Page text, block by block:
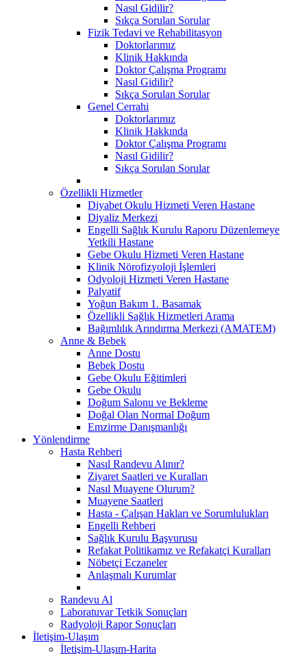
Nasıl Gidilir?
Sıkça Sorulan Sorular
Fizik Tedavi ve Rehabilitasyon
Doktorlarımız
Klinik Hakkında
Doktor Çalışma Programı
Nasıl Gidilir?
Sıkça Sorulan Sorular
Genel Cerrahi
Doktorlarımız
Klinik Hakkında
Doktor Çalışma Programı
Nasıl Gidilir?
Sıkça Sorulan Sorular
Özellikli Hizmetler
Diyabet Okulu Hizmeti Veren Hastane
Diyaliz Merkezi
Engelli Sağlık Kurulu Raporu Düzenlemeye
Yetkili Hastane
Gebe Okulu Hizmeti Veren Hastane
Klinik Nörofizyoloji İşlemleri
Odyoloji Hizmeti Veren Hastane
Palyatif
Yoğun Bakım 1. Basamak
Özellikli Sağlık Hizmetleri Arama
Bağımlılık Arındırma Merkezi (AMATEM)
Anne & Bebek
Anne Dostu
Bebek Dostu
Gebe Okulu Eğitimleri
Gebe Okulu
Doğum Salonu ve Bekleme
Doğal Olan Normal Doğum
Emzirme Danışmanlığı
Yönlendirme
Hasta Rehberi
Nasıl Randevu Alınır?
Ziyaret Saatleri ve Kuralları
Nasıl Muayene Olurum?
Muayene Saatleri
Hasta - Çalışan Hakları ve Sorumlulukları
Engelli Rehberi
Sağlık Kurulu Başvurusu
Refakat Politikamız ve Refakatçi Kuralları
Nöbetçi Eczaneler
Anlaşmalı Kurumlar
Randevu Al
Laboratuvar Tetkik Sonuçları
Radyoloji Rapor Sonuçları
İletişim-Ulaşım
İletişim-Ulaşım-Harita